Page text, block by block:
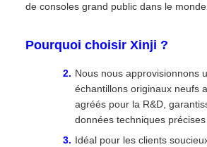
de consoles grand public dans le monde.
Pourquoi choisir Xinji ?
Nous nous approvisionnons
échantillons originaux neufs
agréés pour la R&D,
données techniques précises
Idéal pour les clients